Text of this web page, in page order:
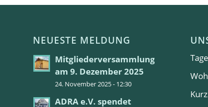
NEUESTE MELDUNG
Mitgliederversammlung
am 9. Dezember 2025
24. November 2025 - 12:30
ADRA e.V. spendet